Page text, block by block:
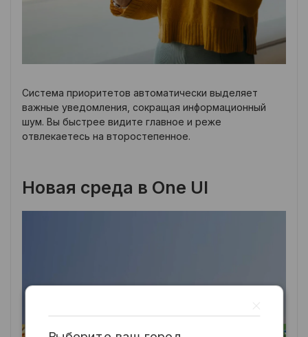
Система приоритетов автоматически выделяет
важные уведомления, сокращая информационный
шум. Вы быстрее видите главное и реже
отвлекаетесь на второстепенное.
Новая среда в One UI